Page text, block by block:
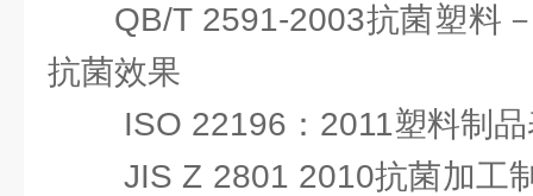
QB/T 2591-2003抗菌塑料
抗菌效果
ISO 22196：2011塑料制
JIS Z 2801 2010抗菌加工